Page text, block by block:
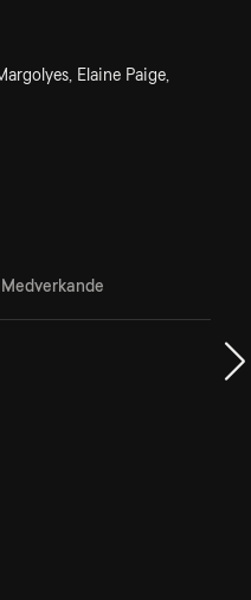
Elaine Paige,
Medverkande